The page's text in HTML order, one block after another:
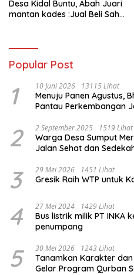
Desa Kidal Buntu, Abah Juari
mantan kades :Jual Beli Sah,
Membatalkan Hak Warga.
Popular Post
1 10 Juni 2026 13115 Lihat
Menuju Panen Agustus,
Pantau Perkembangan
2 2 September 2025 1519 Lihat
Warga Desa Sumput
Jalan Sehat dan
3 29 Mei 2026 1451 Lihat
Gresik Raih WTP untuk
4 27 Mei 2024 1429 Lihat
Bus listrik milik PT INKA
penumpang
5 30 Mei 2026 1243 Lihat
Tanamkan Karakter dan
Gelar Program Qurban